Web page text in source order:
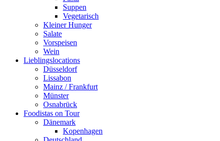
Suppen
Vegetarisch
Kleiner Hunger
Salate
Vorspeisen
Wein
Lieblingslocations
Düsseldorf
Lissabon
Mainz / Frankfurt
Münster
Osnabrück
Foodistas on Tour
Dänemark
Kopenhagen